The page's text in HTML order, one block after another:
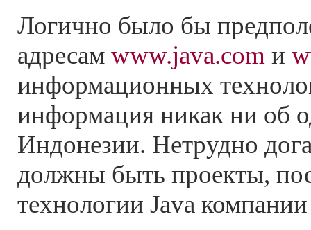
Логично было бы
адресам www.java.com и
информационных
информация никак ни об
Индонезии. Нетрудно
должны быть проекты,
технологии Java